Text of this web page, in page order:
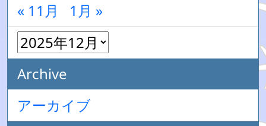
« 11月 1月 »
Archive
アーカイブ